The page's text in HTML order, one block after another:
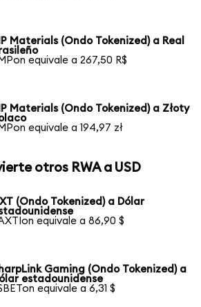
Materials (Ondo Tokenized) a Real
equivale a 267,50 R$
Materials (Ondo Tokenized) a Złoty
equivale a 194,97 zł
otros RWA a USD
(Ondo Tokenized) a Dólar
equivale a 86,90 $
Gaming (Ondo Tokenized) a
estadounidense
equivale a 6,31 $